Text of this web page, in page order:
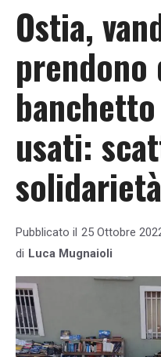
Ostia,
usati:
Pubblicato il 25 Ottobre
di Luca Mugnaioli